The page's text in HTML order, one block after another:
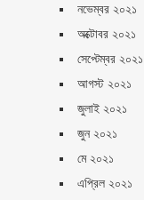
নভেম্বর ২০২১
অক্টোবর ২০২১
সেপ্টেম্বর ২০২১
আগস্ট ২০২১
জুলাই ২০২১
জুন ২০২১
মে ২০২১
এপ্রিল ২০২১